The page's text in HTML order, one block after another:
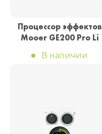
Процессор эффектов
Mooer GE200 Pro Li
В наличии